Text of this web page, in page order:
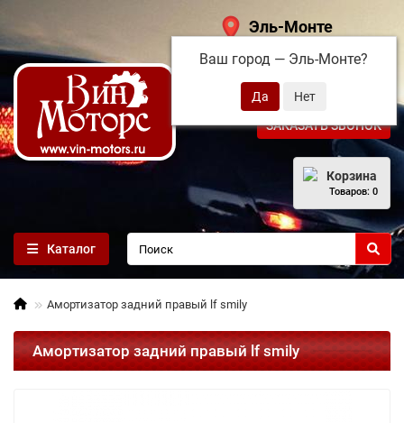
Эль-Монте
Ваш город — Эль-Монте?
+7 (495) 108-68-71
ЗАКАЗАТЬ ЗВОНОК
Корзина
Товаров: 0
Каталог
Амортизатор задний правый lf smily
Амортизатор задний правый lf smily